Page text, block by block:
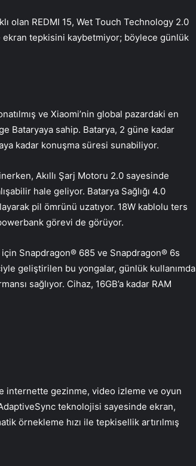
olan REDMI 15, Wet Touch Technology 2.0
ekran tepkisini kaybetmiyor; böylece günlük
ve Xiaomi’nin global pazardaki en
Bataryaya sahip. Batarya, 2 güne kadar
kadar konuşma süresi sunabiliyor.
Akıllı Şarj Motoru 2.0 sayesinde
hale geliyor. Batarya Sağlığı 4.0
pil ömrünü uzatıyor. 18W kablolu ters
görevi de görüyor.
Snapdragon® 685 ve Snapdragon® 6s
geliştirilen bu yongalar, günlük kullanımda
sağlıyor. Cihaz, 16GB’a kadar RAM
internette gezinme, video izleme ve oyun
teknolojisi sayesinde ekran,
örnekleme hızı ile tepkisellik artırılmış